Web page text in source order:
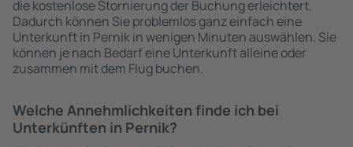
die kostenlose Stornierung der Buchung erleichtert.
Dadurch können Sie problemlos ganz einfach eine
Unterkunft in Pernik in wenigen Minuten auswählen. Sie
können je nach Bedarf eine Unterkunft alleine oder
zusammen mit dem Flug buchen.
Welche Annehmlichkeiten finde ich bei
Unterkünften in Pernik?